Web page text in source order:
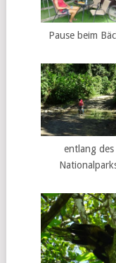
Pause beim
entlang des